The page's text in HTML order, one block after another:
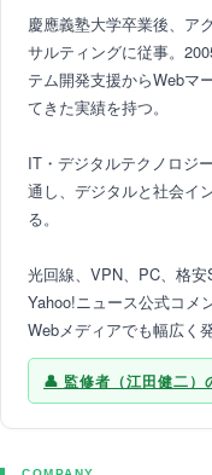
慶應義塾大学卒業後、ア
サルティングに従事。
テム開発支援からWebマ
てきた実績を持つ。
IT・デジタルテクノロジ
通し、デジタルと社会イ
る。
光回線、VPN、PC、格安
Yahoo!ニュース公式コメ
Webメディアでも幅広く発
監修者（江田健二）